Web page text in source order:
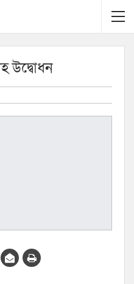
উদ্বোধন